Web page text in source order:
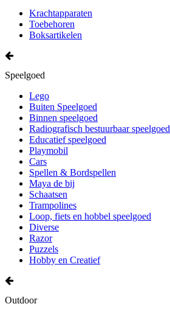
Krachtapparaten
Toebehoren
Boksartikelen
Speelgoed
Lego
Buiten Speelgoed
Binnen speelgoed
Radiografisch bestuurbaar speelgoed
Educatief speelgoed
Playmobil
Cars
Spellen & Bordspellen
Maya de bij
Schaatsen
Trampolines
Loop, fiets en hobbel speelgoed
Diverse
Razor
Puzzels
Hobby en Creatief
Outdoor